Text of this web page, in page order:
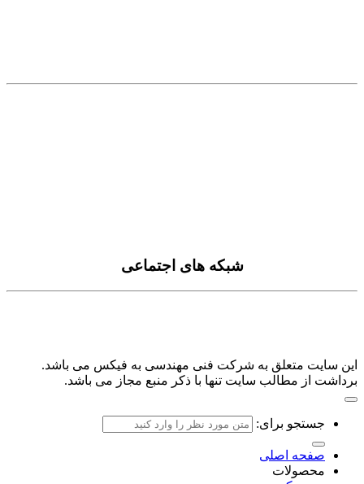
شبکه های اجتماعی
این سایت متعلق به شرکت فنی مهندسی به فیکس می باشد.
برداشت از مطالب سایت تنها با ذکر منبع مجاز می باشد.
جستجو برای:
صفحه اصلی
محصولات